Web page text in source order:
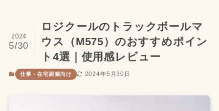
ロジクールのトラックボールマ
ウス（M575）のおすすめポイン
ト4選｜使用感レビュー
2024
5/30
仕事・在宅副業向け 2024年5月30日